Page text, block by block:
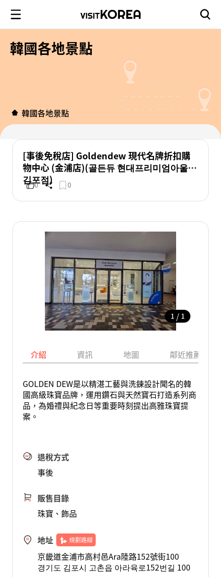
韓國各地景點
韓國各地景點
[事後免稅店] Goldendew 現代名牌折扣購
物中心 (金浦店)(골든듀 현대프리미엄아울렛
김포점)
0 0
1 / 1
介紹 資訊 地圖 鄰近推薦景點
GOLDEN DEW是以精湛工藝與洗鍊設計聞名的韓
國高級珠寶品牌，運用鑽石與天然寶石打造系列商
品，為婚禮與紀念日等重要時刻提出高雅珠寶提
案。
退稅方式
事後
販售目錄
珠寶、飾品
地址 規劃路線
京畿道金浦市高村邑Ara陸路152號街100
경기도 김포시 고촌읍 아라육로152번길 100